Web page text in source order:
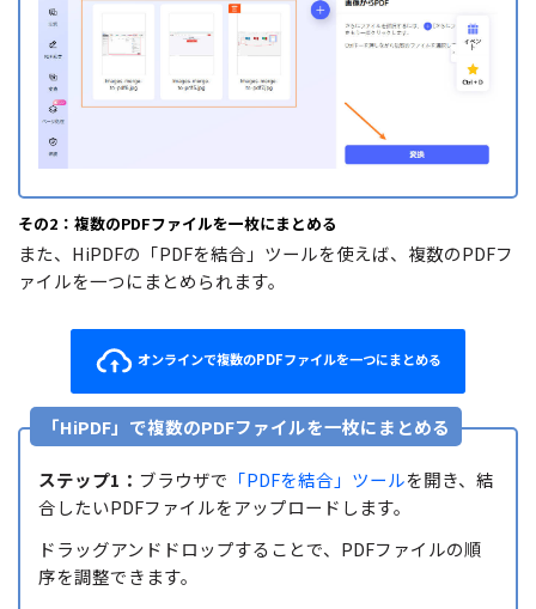
その2：複数のPDFファイルを一枚にまとめる
また、HiPDFの「PDFを結合」ツールを使えば、複数のPDFフ
ァイルを一つにまとめられます。
オンラインで複数のPDFファイルを一つにまとめる
「HiPDF」で複数のPDFファイルを一枚にまとめる
ステップ1： ブラウザで 「PDFを結合」ツールを開き、結
合したいPDFファイルをアップロードします。
ドラッグアンドドロップすることで、PDFファイルの順
序を調整できます。